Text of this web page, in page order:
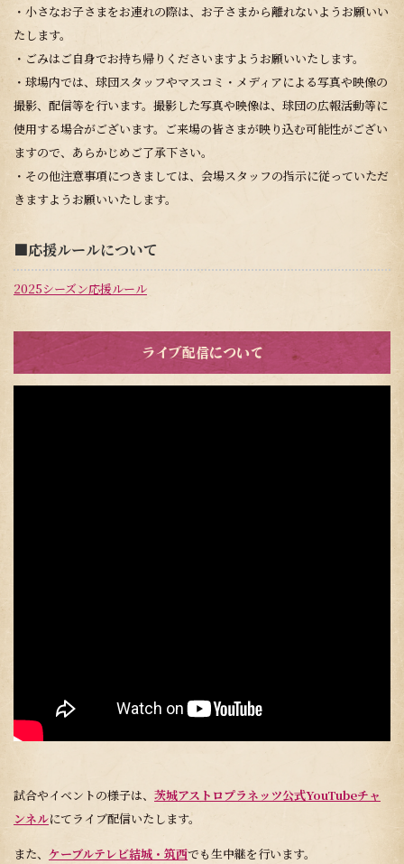
・小さなお子さまをお連れの際は、お子さまから離れないようお願いい
たします。
・ごみはご自身でお持ち帰りくださいますようお願いいたします。
・球場内では、球団スタッフやマスコミ・メディアによる写真や映像の
撮影、配信等を行います。撮影した写真や映像は、球団の広報活動等に
使用する場合がございます。ご来場の皆さまが映り込む可能性がござい
ますので、あらかじめご了承下さい。
・その他注意事項につきましては、会場スタッフの指示に従っていただ
きますようお願いいたします。
■応援ルールについて
2025シーズン応援ルール
ライブ配信について
試合やイベントの様子は、 茨城アストロプラネッツ公式YouTubeチャ
ンネルにてライブ配信いたします。
また、 ケーブルテレビ結城・筑西でも生中継を行います。